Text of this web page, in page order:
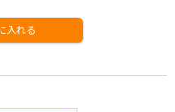
入れる